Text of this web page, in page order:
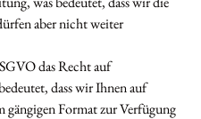
aber nicht weiter
das Recht auf
dass wir Ihnen auf
gängigen Format zur Verfügung